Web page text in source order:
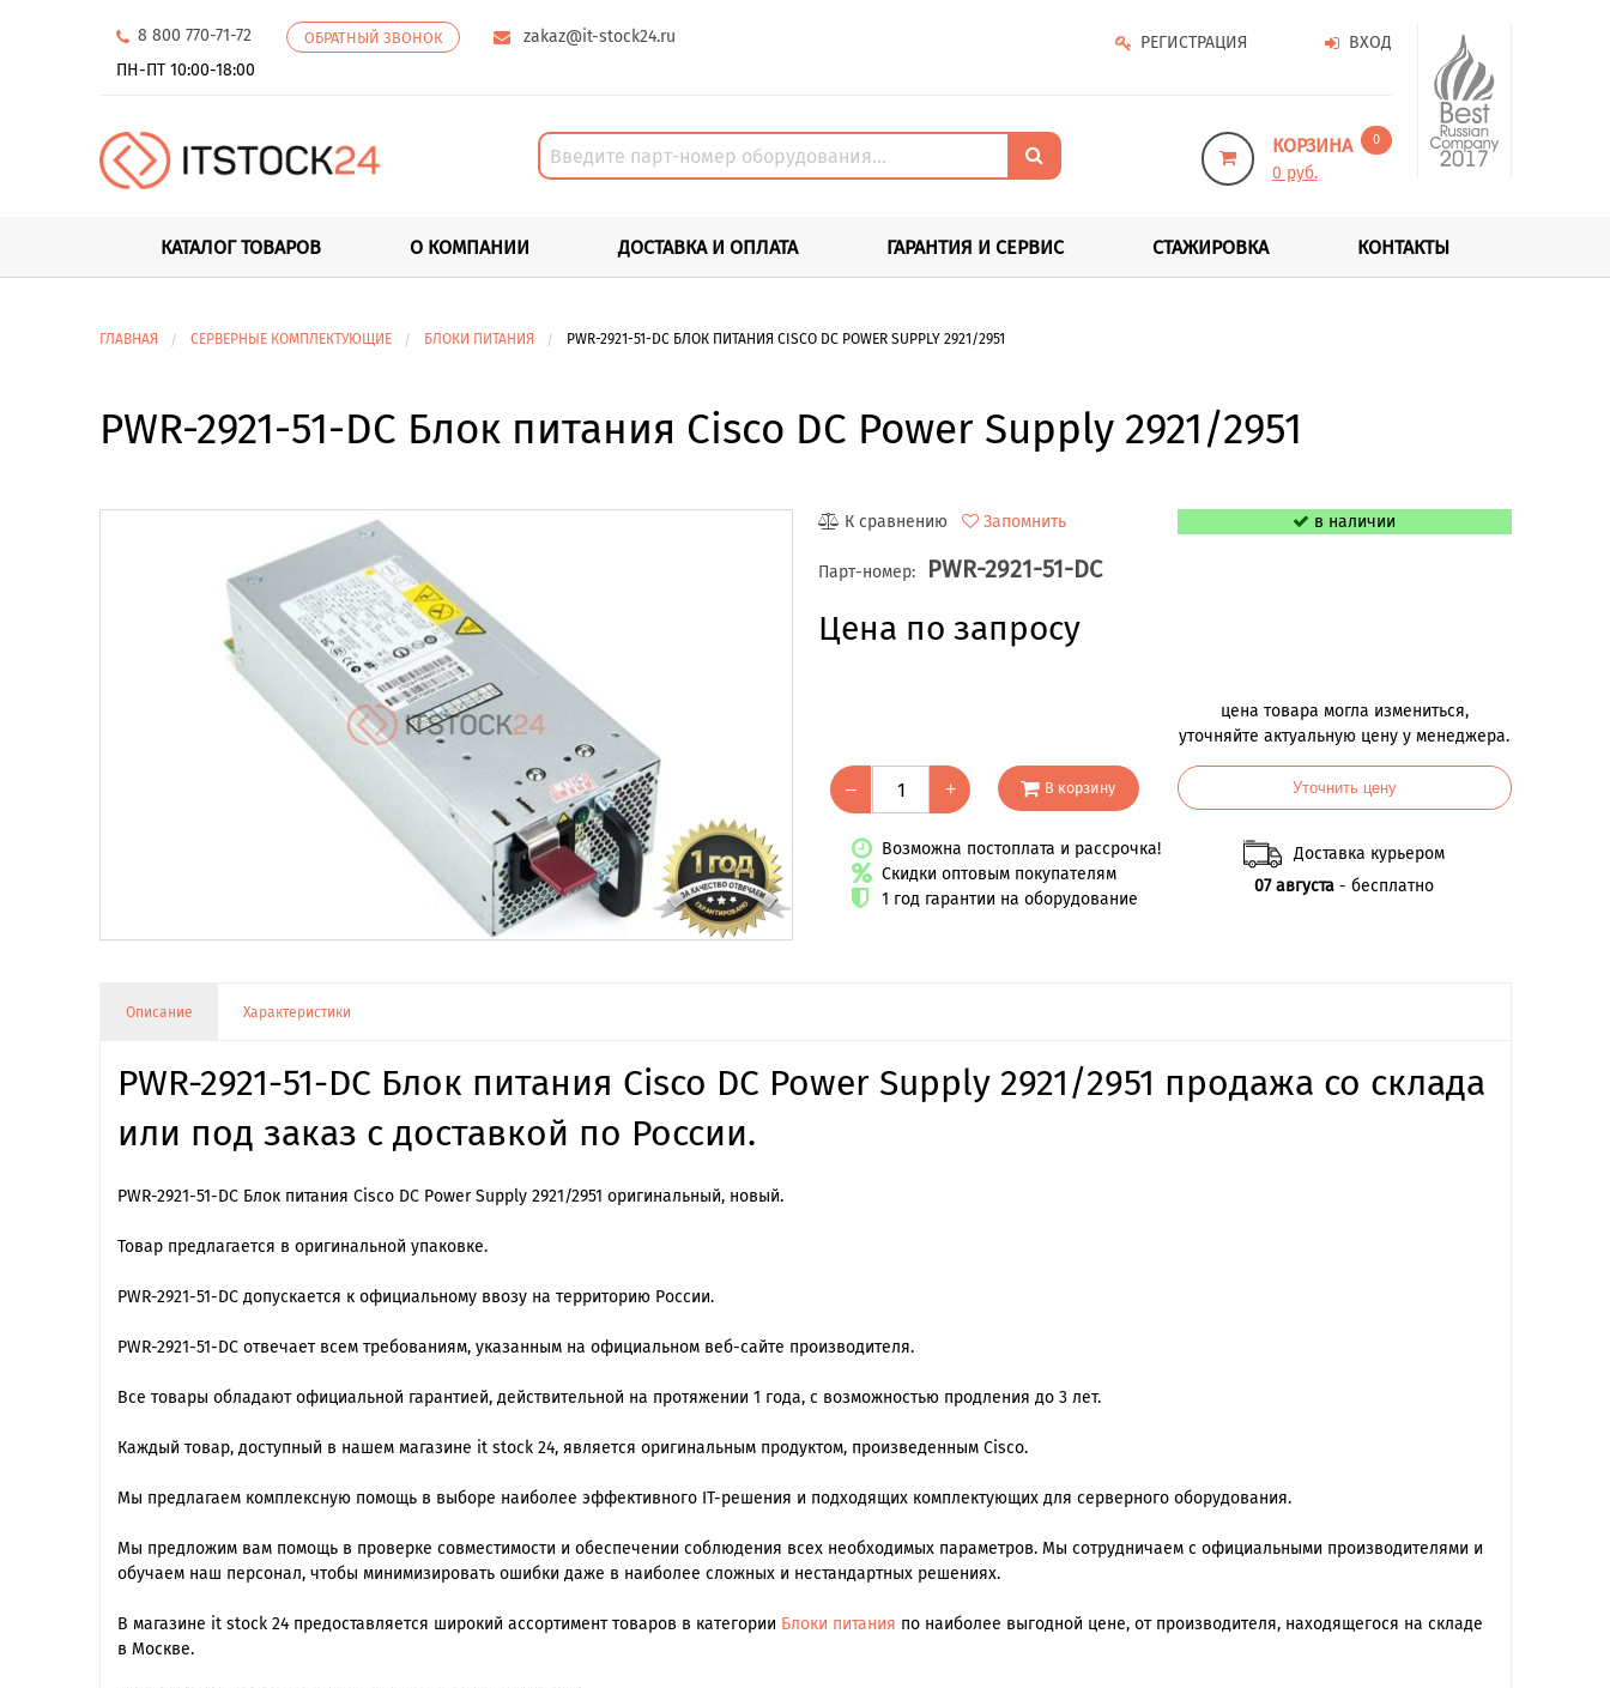
8 800 770-71-72 ОБРАТНЫЙ ЗВОНОК
zakaz@it-stock24.ru
ПН-ПТ 10:00-18:00
ВХОД
РЕГИСТРАЦИЯ
КОРЗИНА 0
0 руб.
КАТАЛОГ ТОВАРОВ О КОМПАНИИ ДОСТАВКА И ОПЛАТА ГАРАНТИЯ И СЕРВИС СТАЖИРОВКА КОНТАКТЫ
ГЛАВНАЯ СЕРВЕРНЫЕ КОМПЛЕКТУЮЩИЕ БЛОКИ ПИТАНИЯ PWR-2921-51-DC БЛОК ПИТАНИЯ CISCO DC POWER SUPPLY 2921/2951
PWR-2921-51-DC Блок питания Cisco DC Power Supply 2921/2951
К сравнению Запомнить
Парт-номер: PWR-2921-51-DC
Цена по запросу
– + В корзину
Возможна постоплата и рассрочка!
Скидки оптовым покупателям
1 год гарантии на оборудование
в наличии
цена товара могла измениться,
уточняйте актуальную цену у менеджера.
Уточнить цену
Доставка курьером
07 августа - бесплатно
Описание Характеристики
PWR-2921-51-DC Блок питания Cisco DC Power Supply 2921/2951 продажа со склада
или под заказ с доставкой по России.
PWR-2921-51-DC Блок питания Cisco DC Power Supply 2921/2951 оригинальный, новый.
Товар предлагается в оригинальной упаковке.
PWR-2921-51-DC допускается к официальному ввозу на территорию России.
PWR-2921-51-DC отвечает всем требованиям, указанным на официальном веб-сайте производителя.
Все товары обладают официальной гарантией, действительной на протяжении 1 года, с возможностью продления до 3 лет.
Каждый товар, доступный в нашем магазине it stock 24, является оригинальным продуктом, произведенным Cisco.
Мы предлагаем комплексную помощь в выборе наиболее эффективного IT-решения и подходящих комплектующих для серверного оборудования.
Мы предложим вам помощь в проверке совместимости и обеспечении соблюдения всех необходимых параметров. Мы сотрудничаем с официальными производителями и
обучаем наш персонал, чтобы минимизировать ошибки даже в наиболее сложных и нестандартных решениях.
В магазине it stock 24 предоставляется широкий ассортимент товаров в категории Блоки питания по наиболее выгодной цене, от производителя, находящегося на складе
в Москве.